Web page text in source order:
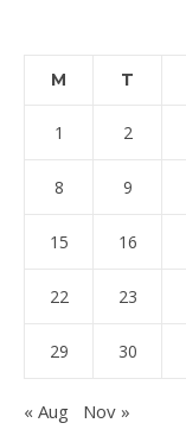
M T
1 2
8 9
15 16
22 23
29 30
« Aug Nov »